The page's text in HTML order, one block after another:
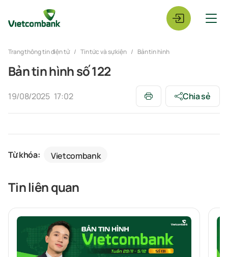
Trang thông tin điện tử Tin tức và sự kiện Bản tin hình
Bản tin hình số 122
19/08/2025 17:02 Chia sẻ
Từ khóa: Vietcombank
Tin liên quan